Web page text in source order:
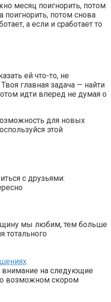
месяц поигнорить, потом
поигнорить, потом снова
а если и сработает то
ей что-то, не
главная задача — найти
идти вперед не думая о
для новых
этой
с друзьями:
мы любим, тем больше
тотального
внимание на следующие
о возможном скором